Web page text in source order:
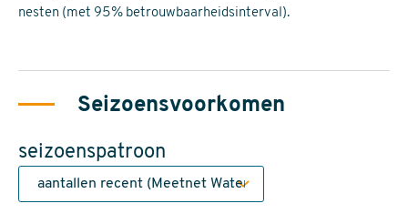
nesten (met 95% betrouwbaarheidsinterval).
Seizoensvoorkomen
seizoenspatroon